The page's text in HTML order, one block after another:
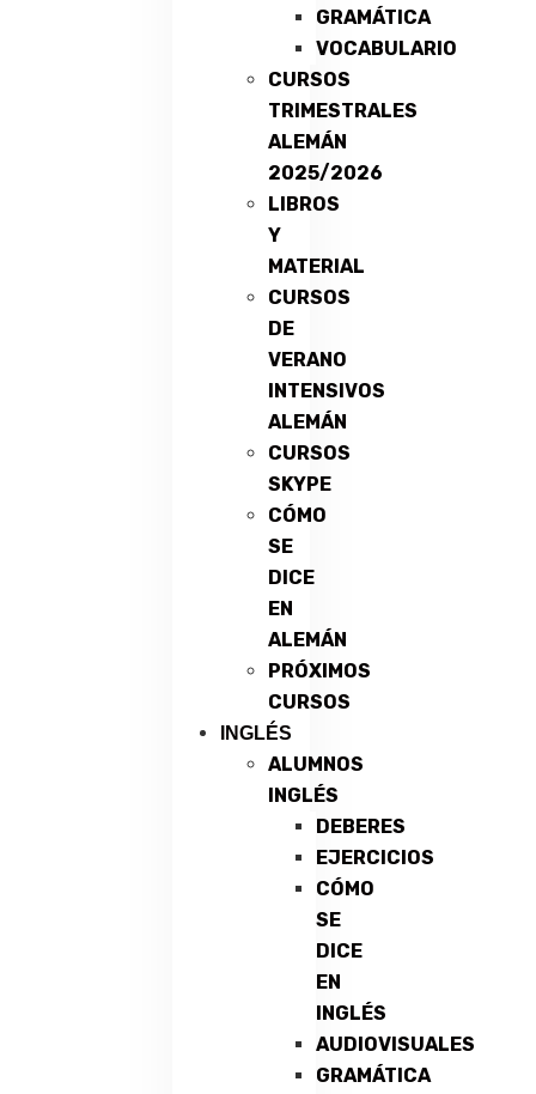
GRAMÁTICA
VOCABULARIO
CURSOS
TRIMESTRALES
ALEMÁN
2025/2026
LIBROS
Y
MATERIAL
CURSOS
DE
VERANO
INTENSIVOS
ALEMÁN
CURSOS
SKYPE
CÓMO
SE
DICE
EN
ALEMÁN
PRÓXIMOS
CURSOS
INGLÉS
ALUMNOS
INGLÉS
DEBERES
EJERCICIOS
CÓMO
SE
DICE
EN
INGLÉS
AUDIOVISUALES
GRAMÁTICA